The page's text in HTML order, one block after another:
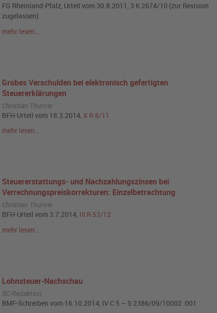
FG Rheinland-Pfalz, Urteil vom 30.8.2011, 3 K 2674/10 (zur Revision
zugelassen)
mehr lesen…
Grobes Verschulden bei elektronisch gefertigten
Steuererklärungen
Christian Thurow
BFH-Urteil vom 18.3.2014, X R 8/11
mehr lesen…
Steuererstattungs- und Nachzahlungszinsen bei
Verrechnungspreiskorrekturen: Einzelbetrachtung
Christian Thurow
BFH-Urteil vom 3.7.2014, III R 53/12
mehr lesen…
Lohnsteuer-Nachschau
BC-Redaktion
BMF-Schreiben vom 16.10.2014, IV C 5 – S 2386/09/10002 :001